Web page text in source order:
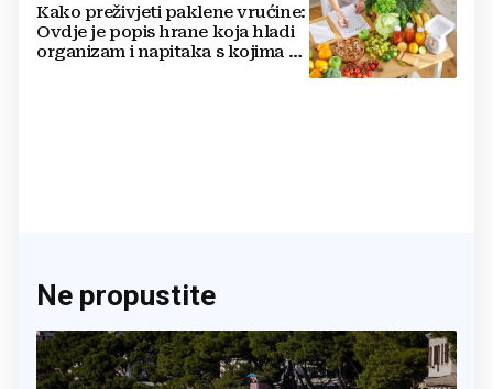
Kako preživjeti paklene vrućine:
Ovdje je popis hrane koja hladi
organizam i napitaka s kojima si
Ne propustite